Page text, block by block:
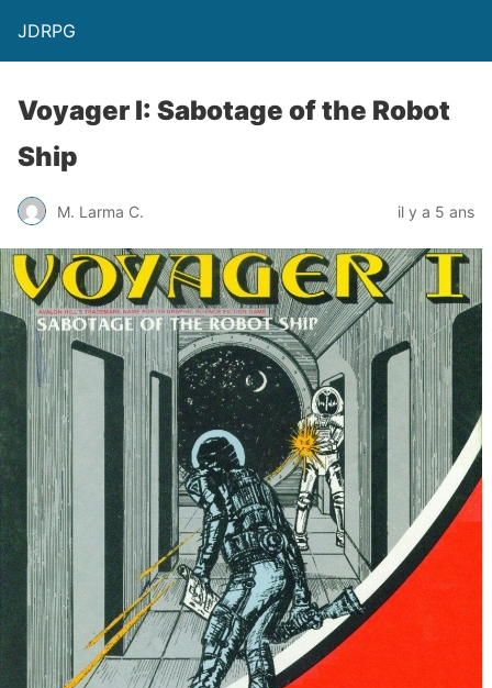
JDRPG
Voyager I: Sabotage of the Robot
Ship
M. Larma C. il y a 5 ans